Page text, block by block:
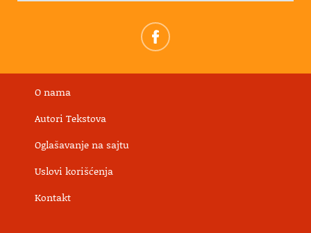
O nama
Autori Tekstova
Oglašavanje na sajtu
Uslovi korišćenja
Kontakt